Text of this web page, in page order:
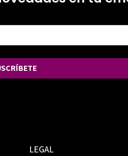
LEGAL